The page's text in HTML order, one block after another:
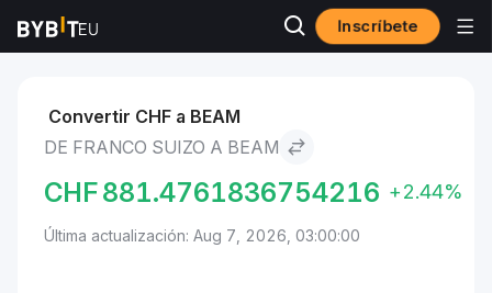
Inscríbete
Mercados Franco suizo to BEAM
Convertir CHF a BEAM
DE FRANCO SUIZO A BEAM
CHF881.4761836754216 +2.44%
Última actualización: Aug 7, 2026, 03:00:00